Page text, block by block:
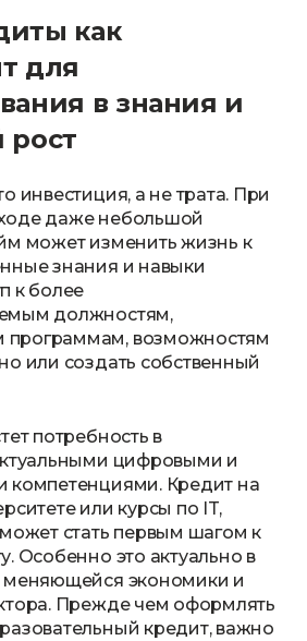
как
для
в знания и
рост
инвестиция, а не трата. При
даже небольшой
может изменить жизнь к
знания и навыки
к более
должностям,
возможностям
или создать собственный
потребность в
цифровыми и
компетенциями. Кредит на
или курсы по IT,
стать первым шагом к
Особенно это актуально в
меняющейся экономики и
Прежде чем оформлять
кредит, важно